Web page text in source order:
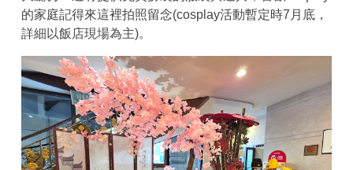
的家庭記得來這裡拍照留念(cosplay活動暫定時7月底，
詳細以飯店現場為主)。